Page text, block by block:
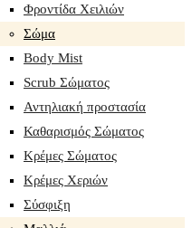
Φροντίδα Χειλιών
Σώμα
Body Mist
Scrub Σώματος
Αντηλιακή προστασία
Καθαρισμός Σώματος
Κρέμες Σώματος
Κρέμες Χεριών
Σύσφιξη